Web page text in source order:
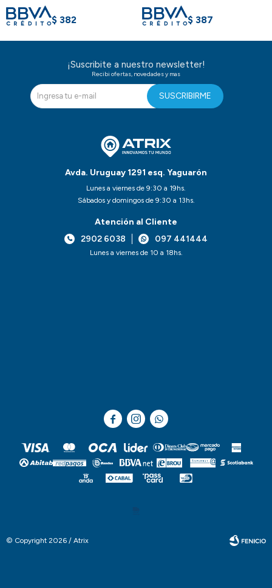
$ 382 $ 387
Avda. Uruguay 1291 esq. Yaguarón
Lunes a viernes de 9:30 a 19hs.
Sábados y domingos de 9:30 a 13hs.
Atención al Cliente
2902 6038
097 441444
Lunes a viernes de 10 a 18hs.
¡Suscribite a nuestro newsletter!
Recibi ofertas, novedades y mas
SUSCRIBIRME
  
© Copyright 2026 / Atrix